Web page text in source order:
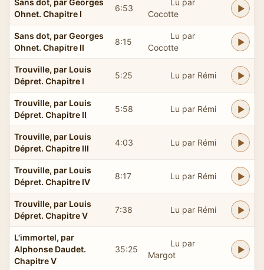
Ohnet. Chapitre I
6:53
Cocotte
Sans dot, par Georges
Ohnet. Chapitre II
8:15
Lu par
Cocotte
Trouville, par Louis
Dépret. Chapitre I
5:25 Lu par Rémi
Trouville, par Louis
Dépret. Chapitre II
5:58 Lu par Rémi
Trouville, par Louis
Dépret. Chapitre III
4:03 Lu par Rémi
Trouville, par Louis
Dépret. Chapitre IV
8:17 Lu par Rémi
Trouville, par Louis
Dépret. Chapitre V
7:38 Lu par Rémi
L'immortel, par
Alphonse Daudet.
Chapitre V
35:25
Lu par
Margot